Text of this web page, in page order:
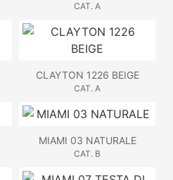
CAT. A
CLAYTON 1226 BEIGE
CAT. A
MIAMI 03 NATURALE
CAT. B